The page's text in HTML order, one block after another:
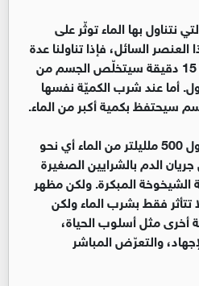
نتناول بها الماء توثّر على
السائل، فإذا تناولنا عدة
أكواب من الماء في غضون 15 دقيقة سيتخلّص الجسم من
أما عند شرب الكميّة نفسها
سيحتفظ بكمية أكبر من الماء.
وتُشير الاختبارات إلى أن تناول 500 ملليلتر من الماء أي نحو
الدم بالشرايين الصغيرة
الشيخوخة المبكرة. ولكن مظهر
فقط بشرب الماء ولكن
أخرى مثل أسلوب الحياة،
والتعرّض المباشر